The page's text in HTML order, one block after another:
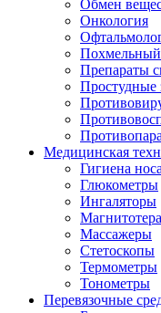
Обмен
Онкология
Препараты
Простудные
Медицинская
Гигиена носа
Глюкометры
Ингаляторы
Массажеры
Стетоскопы
Термометры
Тонометры
Перевязочные